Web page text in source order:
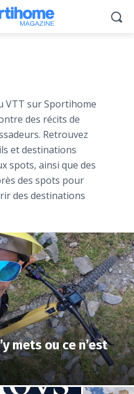
VTT sur Sportihome
des récits de
Retrouvez
et destinations
spots, ainsi que des
des spots pour
des destinations
mets ou ce n’est